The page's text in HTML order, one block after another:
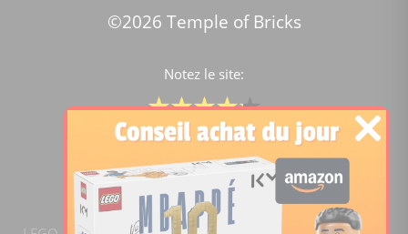
©2026 Temple of Bricks
Notez le site:
Comparateur de prix Lego
4.2/5 -15446notes